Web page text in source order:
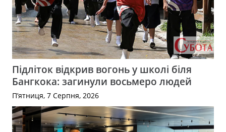
Підліток відкрив вогонь у школі біля
Бангкока: загинули восьмеро людей
П’ятниця, 7 Серпня, 2026